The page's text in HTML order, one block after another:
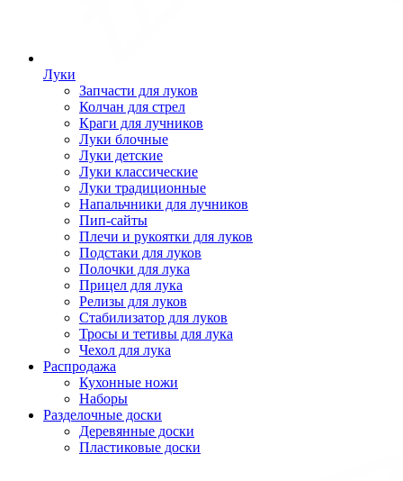
Луки
Запчасти для луков
Колчан для стрел
Краги для лучников
Луки блочные
Луки детские
Луки классические
Луки традиционные
Напальчники для лучников
Пип-сайты
Плечи и рукоятки для луков
Подстаки для луков
Полочки для лука
Прицел для лука
Релизы для луков
Стабилизатор для луков
Тросы и тетивы для лука
Чехол для лука
Распродажа
Кухонные ножи
Наборы
Разделочные доски
Деревянные доски
Пластиковые доски